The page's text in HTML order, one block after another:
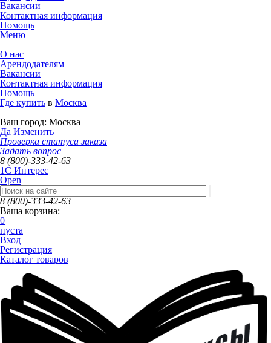
Вакансии
Контактная информация
Помощь
Меню
О нас
Арендодателям
Вакансии
Контактная информация
Помощь
Где купить в Москва
Ваш город: Москва
Да Изменить
Проверка статуса заказа
Задать вопрос
8 (800)-333-42-63
1C Интерес
Open
8 (800)-333-42-63
Ваша корзина:
0
пуста
Вход
Регистрация
Каталог товаров